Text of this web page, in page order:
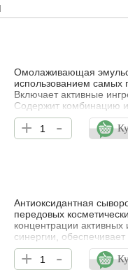
Омолаживающая
использованием самых
Включает активные
Содержит комбинацию
способствует
пролонгированному
вызванных синим
+ -
Антиоксидантная
передовых
концентрации
синергии,
стресса. Содержит
которая способствует
глубокому и
+ -